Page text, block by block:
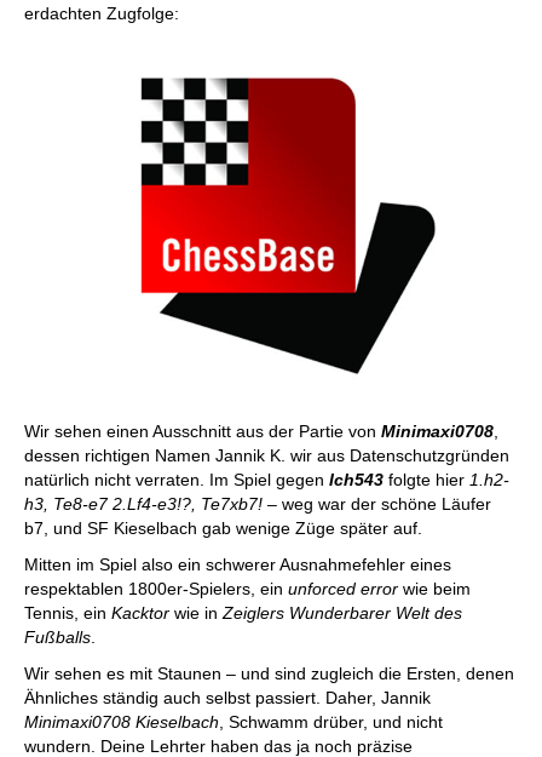
erdachten Zugfolge:
Wir sehen einen Ausschnitt aus der Partie von Minimaxi0708
dessen richtigen Namen Jannik K. wir aus Datenschutzgründen
natürlich nicht verraten. Im Spiel gegen Ich543 folgte hier 1.h2-
h3, Te8-e7 2.Lf4-e3!?, Te7xb7! – weg war der schöne Läufer
b7, und SF Kieselbach gab wenige Züge später auf.
Mitten im Spiel also ein schwerer Ausnahmefehler eines
respektablen 1800er-Spielers, ein unforced error wie beim
Tennis, ein Kacktor wie in Zeiglers Wunderbarer Welt des
Fußballs
Wir sehen es mit Staunen – und sind zugleich die Ersten, denen
Ähnliches ständig auch selbst passiert. Daher, Jannik
Minimaxi0708 Kieselbach , Schwamm drüber, und nicht
wundern. Deine Lehrter haben das ja noch präzise